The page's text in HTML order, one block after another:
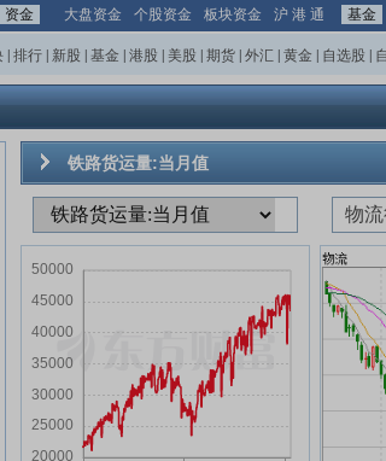
资金 大盘资金 个股资金 板块资金 沪 港 通 基金
排行 新股 基金 港股 美股 期货 外汇 黄金 自选股
铁路货运量:当月值
物